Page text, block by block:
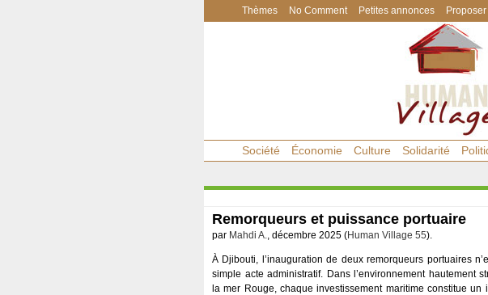
Thèmes No Comment Petites annonces
Société Économie Culture Solidarité
Remorqueurs et puissance portuaire
par Mahdi A., décembre 2025 (Human Village 55).
À Djibouti, l’inauguration de deux remorqueurs portuaires
simple acte administratif. Dans l’environnement hautement
la mer Rouge, chaque investissement maritime constitue un